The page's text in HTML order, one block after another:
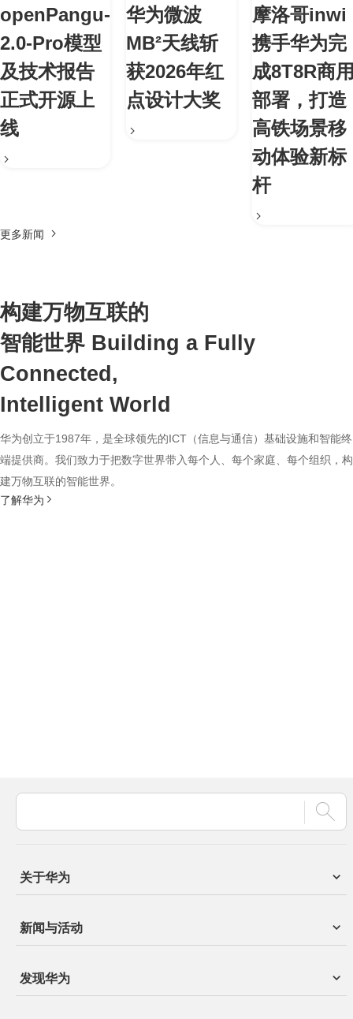
openPangu-
2.0-Pro模型
及技术报告
正式开源上
线
华为微波
MB²天线斩
获2026年红
点设计大奖
摩洛哥inwi
携手华为完
成8T8R商
部署，打造
高铁场景移
动体验新标
杆
更多新闻
构建万物互联的
智能世界 Building a Fully
Connected,
Intelligent World
华为创立于1987年，是全球领先的ICT（信息与通信）基础设施和智能终
端提供商。我们致力于把数字世界带入每个人、每个家庭、每个组织，构
建万物互联的智能世界。
了解华为
关于华为
新闻与活动
发现华为